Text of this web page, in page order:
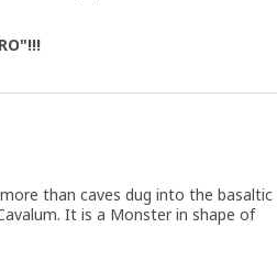
than caves dug into the basaltic
It is a Monster in shape of